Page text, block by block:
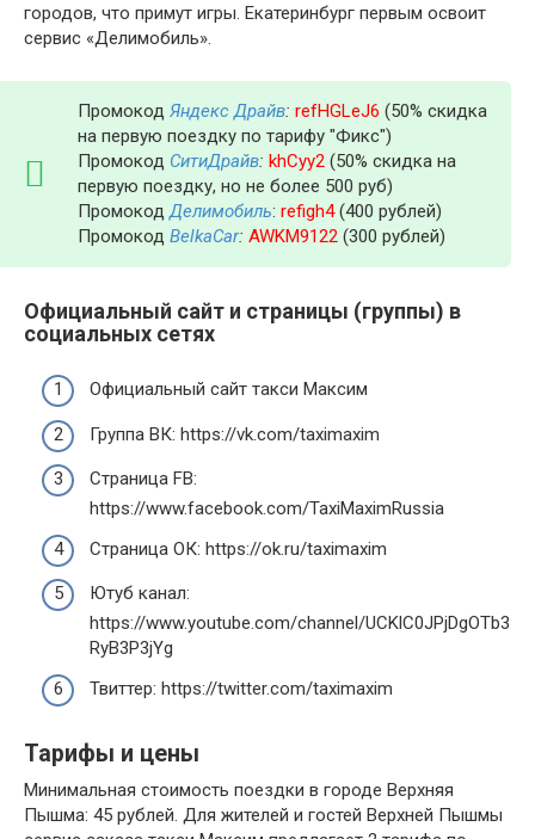
городов, что примут игры. Екатеринбург первым освоит
сервис «Делимобиль».
Промокод Яндекс Драйв: refHGLeJ6 (50% скидка
на первую поездку по тарифу "Фикс")
Промокод СитиДрайв: khCyy2 (50% скидка на
первую поездку, но не более 500 руб)
ПромокодДелимобиль: refigh4(400 рублей)
Промокод BelkaCar: AWKM9122 (300 рублей)
Официальный сайт и страницы (группы) в
социальных сетях
Официальный сайт такси Максим
Группа ВК: https://vk.com/taximaxim
Страница FB:
https://www.facebook.com/TaxiMaximRussia
Страница ОК: https://ok.ru/taximaxim
Ютуб канал:
https://www.youtube.com/channel/UCKlC0JPjDgOTb3
RyB3P3jYg
Твиттер: https://twitter.com/taximaxim
Тарифы и цены
Минимальная стоимость поездки в городе Верхняя
Пышма: 45 рублей. Для жителей и гостей Верхней Пышмы